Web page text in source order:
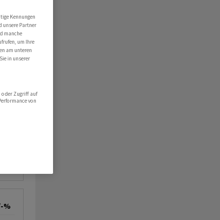
%
Kennungen
unsere Partner
manche
um Ihre
am unteren
in unserer
oder Zugriff auf
von